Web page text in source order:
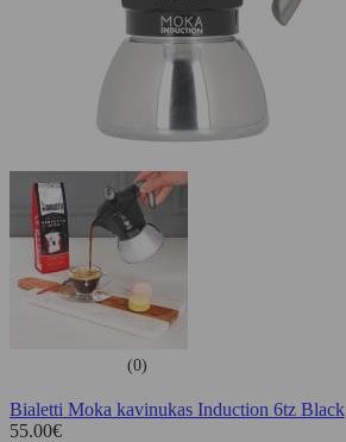
(0)
Bialetti Moka kavinukas Induction 6tz Black
55.00€